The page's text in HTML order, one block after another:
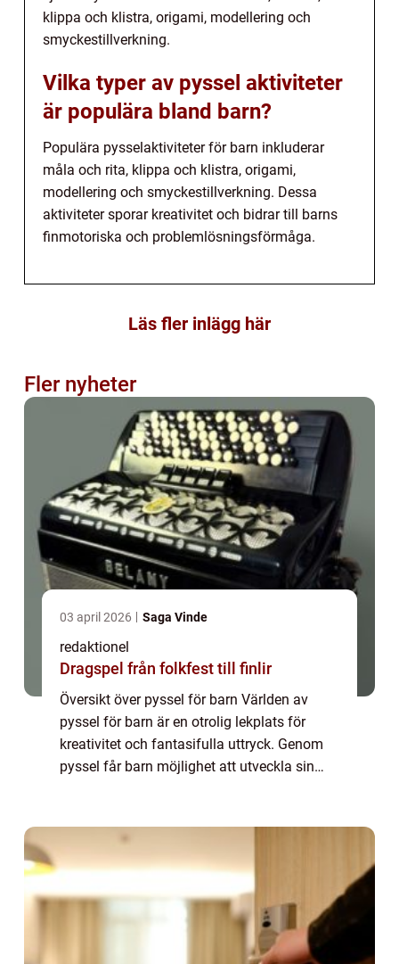
klippa och klistra, origami, modellering och
smyckestillverkning.
Vilka typer av pyssel aktiviteter
är populära bland barn?
Populära pysselaktiviteter för barn inkluderar
måla och rita, klippa och klistra, origami,
modellering och smyckestillverkning. Dessa
aktiviteter sporar kreativitet och bidrar till barns
finmotoriska och problemlösningsförmåga.
Läs fler inlägg här
Fler nyheter
03 april 2026 Saga Vinde
redaktionel
Dragspel från folkfest till finlir
Översikt över pyssel för barn Världen av
pyssel för barn är en otrolig lekplats för
kreativitet och fantasifulla uttryck. Genom
pyssel får barn möjlighet att utveckla sin